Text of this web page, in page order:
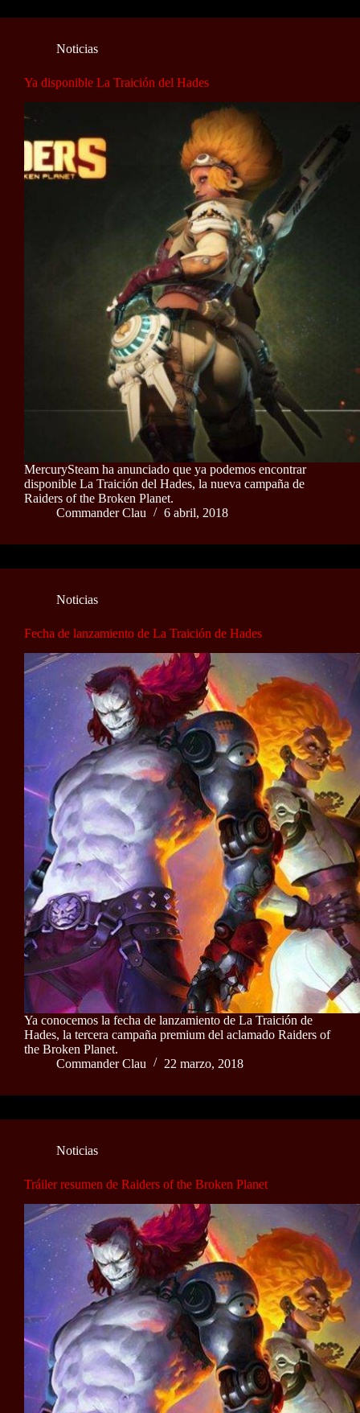
Noticias
Ya disponible La Traición del Hades
MercurySteam ha anunciado que ya podemos encontrar
disponible La Traición del Hades, la nueva campaña de
Raiders of the Broken Planet.
Commander Clau
6 abril, 2018
Noticias
Fecha de lanzamiento de La Traición de Hades
Ya conocemos la fecha de lanzamiento de La Traición de
Hades, la tercera campaña premium del aclamado Raiders of
the Broken Planet.
Commander Clau
22 marzo, 2018
Noticias
Tráiler resumen de Raiders of the Broken Planet